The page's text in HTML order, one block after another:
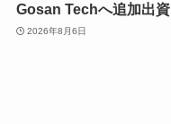
Gosan Techへ追加出資
2026年8月6日